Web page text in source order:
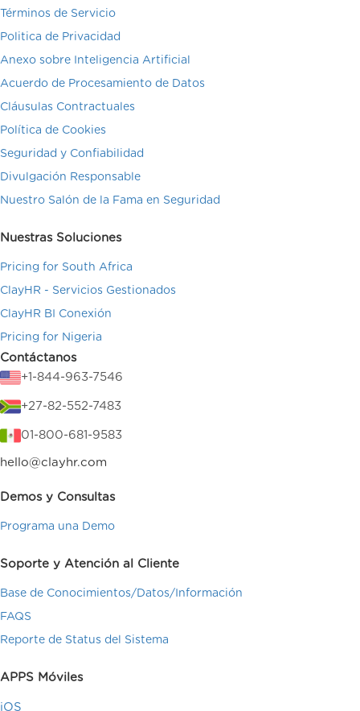
Términos de Servicio
Politica de Privacidad
Anexo sobre Inteligencia Artificial
Acuerdo de Procesamiento de Datos
Cláusulas Contractuales
Política de Cookies
Seguridad y Confiabilidad
Divulgación Responsable
Nuestro Salón de la Fama en Seguridad
Nuestras Soluciones
Pricing for South Africa
ClayHR - Servicios Gestionados
ClayHR BI Conexión
Pricing for Nigeria
Contáctanos
+1-844-963-7546
+27-82-552-7483
01-800-681-9583
hello@clayhr.com
Demos y Consultas
Programa una Demo
Soporte y Atención al Cliente
Base de Conocimientos/Datos/Información
FAQS
Reporte de Status del Sistema
APPS Móviles
iOS